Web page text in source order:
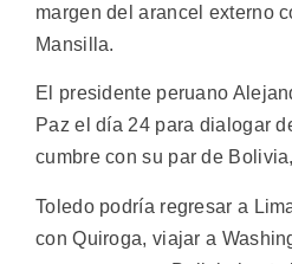
margen del arancel externo
Mansilla.
El presidente peruano
Paz el día 24 para dialogar
cumbre con su par de
Toledo podría regresar a
con Quiroga, viajar a